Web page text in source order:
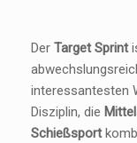
Der Target Sprint
interessantesten
Disziplin, die
Schießsport